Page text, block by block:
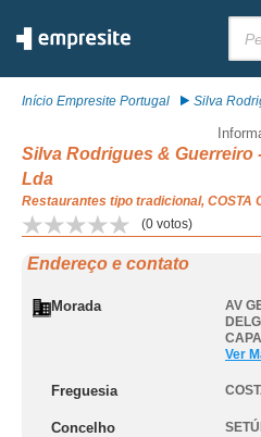
Início Empresite Portugal Silva
Silva Rodrigues & Guerreiro
Lda
Restaurantes tipo tradicional, COSTA
(0 votos)
Endereço e contato
Morada
AV
Ver
Freguesia
Concelho